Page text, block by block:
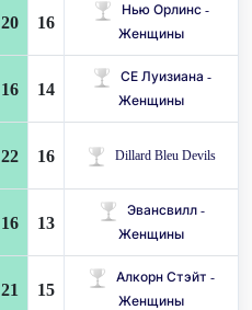
20 16
Нью Орлинс -
Женщины
16 14
СЕ Луизиана -
Женщины
22 16 Dillard Bleu Devils
16 13
Эвансвилл -
Женщины
21 15
Алкорн Стэйт -
Женщины